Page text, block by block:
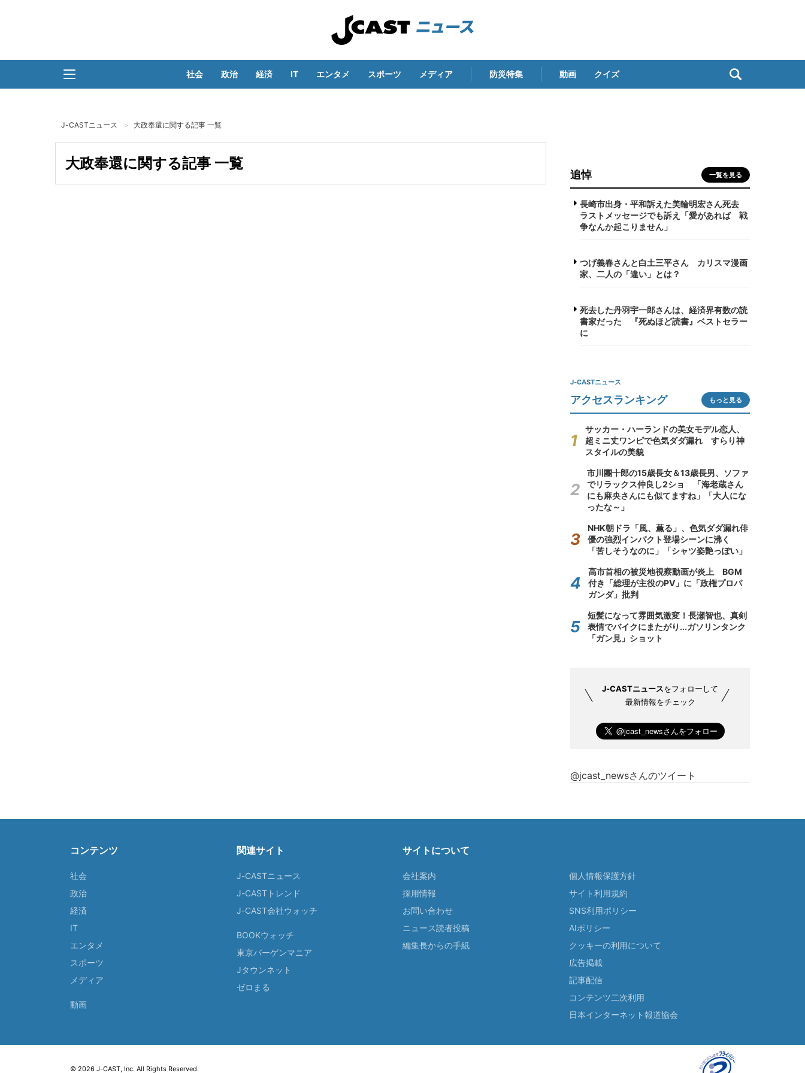
社会 政治 経済 IT エンタメ スポーツ メディア 防災特集 動画 クイズ
J-CASTニュース 大政奉還に関する記事 一覧
大政奉還に関する記事 一覧
追悼 一覧を見る
長崎市出身・平和訴えた美輪明宏さん死去
ラストメッセージでも訴え「愛があれば 戦
争なんか起こりません」
つげ義春さんと白土三平さん カリスマ漫画
家、二人の「違い」とは？
死去した丹羽宇一郎さんは、経済界有数の読
書家だった 『死ぬほど読書』ベストセラー
に
J-CASTニュース
アクセスランキング もっと見る
サッカー・ハーランドの美女モデル恋人、
超ミニ丈ワンピで色気ダダ漏れ すらり神
スタイルの美貌
市川團十郎の15歳長女＆13歳長男、ソファ
でリラックス仲良し2ショ 「海老蔵さん
にも麻央さんにも似てますね」「大人にな
ったな～」
NHK朝ドラ「風、薫る」、色気ダダ漏れ俳
優の強烈インパクト登場シーンに沸く
「苦しそうなのに」「シャツ姿艶っぽい」
高市首相の被災地視察動画が炎上 BGM
付き「総理が主役のPV」に「政権プロパ
ガンダ」批判
短髪になって雰囲気激変！長瀬智也、真剣
表情でバイクにまたがり...ガソリンタンク
「ガン見」ショット
J-CASTニュースをフォローして
最新情報をチェック
@jcast_newsさんのツイート
コンテンツ
社会
政治
経済
IT
エンタメ
スポーツ
メディア
動画
関連サイト
J-CASTニュース
J-CASTトレンド
J-CAST会社ウォッチ
BOOKウォッチ
東京バーゲンマニア
Jタウンネット
ゼロまる
サイトについて
会社案内
採用情報
お問い合わせ
ニュース読者投稿
編集長からの手紙
個人情報保護方針
サイト利用規約
SNS利用ポリシー
AIポリシー
クッキーの利用について
広告掲載
記事配信
コンテンツ二次利用
日本インターネット報道協会
© 2026 J-CAST, Inc. All Rights Reserved.